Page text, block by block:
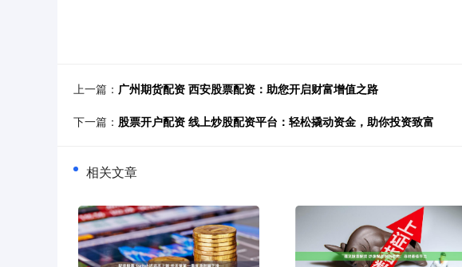
上一篇： 广州期货配资 西安股票配资：助您开启财富增值之路
下一篇： 股票开户配资 线上炒股配资平台：轻松撬动资金，助你投资致富
相关文章